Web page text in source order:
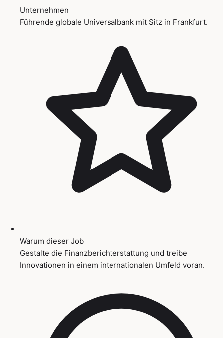
Unternehmen
Führende globale Universalbank mit Sitz in Frankfurt.
Warum dieser Job
Gestalte die Finanzberichterstattung und treibe
Innovationen in einem internationalen Umfeld voran.